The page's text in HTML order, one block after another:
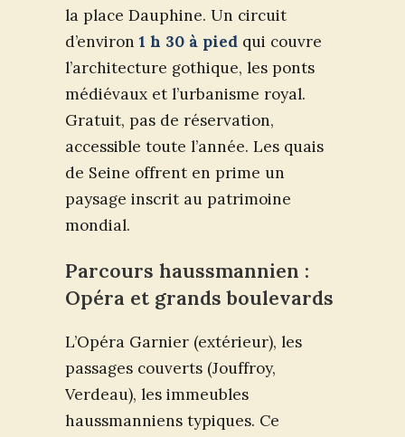
la place Dauphine. Un circuit
d’environ 1 h 30 à pied qui couvre
l’architecture gothique, les ponts
médiévaux et l’urbanisme royal.
Gratuit, pas de réservation,
accessible toute l’année. Les quais
de Seine offrent en prime un
paysage inscrit au patrimoine
mondial.
Parcours haussmannien :
Opéra et grands boulevards
L’Opéra Garnier (extérieur), les
passages couverts (Jouffroy,
Verdeau), les immeubles
haussmanniens typiques. Ce